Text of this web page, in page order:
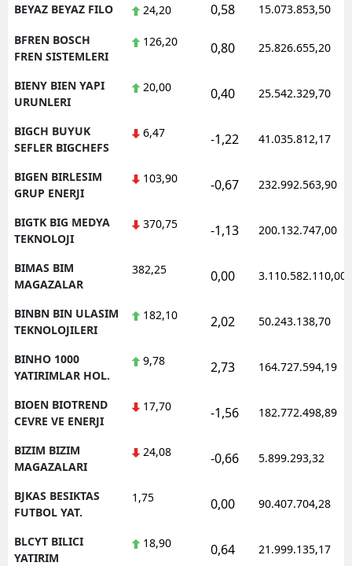
BEYAZ BEYAZ FILO 24,20 0,58 15.073.853,50
BFREN BOSCH
FREN SISTEMLERI
126,20 0,80 25.826.655,20
BIENY BIEN YAPI
URUNLERI
20,00 0,40 25.542.329,70
BIGCH BUYUK
SEFLER BIGCHEFS
6,47 -1,22 41.035.812,17
BIGEN BIRLESIM
GRUP ENERJI
103,90 -0,67 232.992.563,90
BIGTK BIG MEDYA
TEKNOLOJI
370,75 -1,13 200.132.747,00
BIMAS BIM
MAGAZALAR
382,25 0,00 3.110.582.110,00
BINBN BIN ULASIM
TEKNOLOJILERI
182,10 2,02 50.243.138,70
BINHO 1000
YATIRIMLAR HOL.
9,78 2,73 164.727.594,19
BIOEN BIOTREND
CEVRE VE ENERJI
17,70 -1,56 182.772.498,89
BIZIM BIZIM
MAGAZALARI
24,08 -0,66 5.899.293,32
BJKAS BESIKTAS
FUTBOL YAT.
1,75 0,00 90.407.704,28
BLCYT BILICI
YATIRIM
18,90 0,64 21.999.135,17